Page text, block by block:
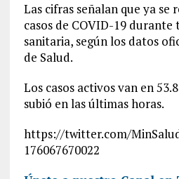
Las cifras señalan que ya se
casos de COVID-19 durante
sanitaria, según los datos
de Salud.
Los casos activos van en
subió en las últimas horas.
https://twitter.com/
176067670022